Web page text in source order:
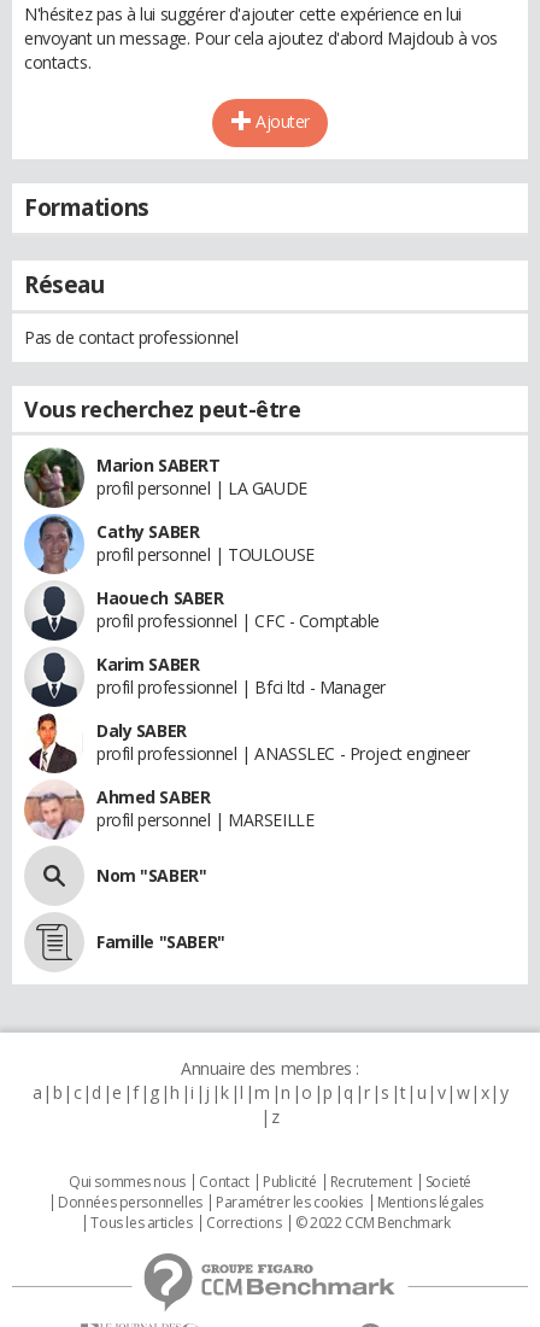
N'hésitez pas à lui suggérer d'ajouter cette expérience en lui
envoyant un message. Pour cela ajoutez d'abord Majdoub à vos
contacts.
Ajouter
Formations
Réseau
Pas de contact professionnel
Vous recherchez peut-être
Marion SABERT
profil personnel | LA GAUDE
Cathy SABER
profil personnel | TOULOUSE
Haouech SABER
profil professionnel | CFC - Comptable
Karim SABER
profil professionnel | Bfci ltd - Manager
Daly SABER
profil professionnel | ANASSLEC - Project engineer
Ahmed SABER
profil personnel | MARSEILLE
Nom "SABER"
Famille "SABER"
Annuaire des membres :
a b c d e f g h i j k l m n o p q r s t u v w x y
z
Qui sommes nous Contact Publicité Recrutement
Societé
Données personnelles
Paramétrer les cookies
Mentions légales
Tous les articles
Corrections © 2022 CCM Benchmark